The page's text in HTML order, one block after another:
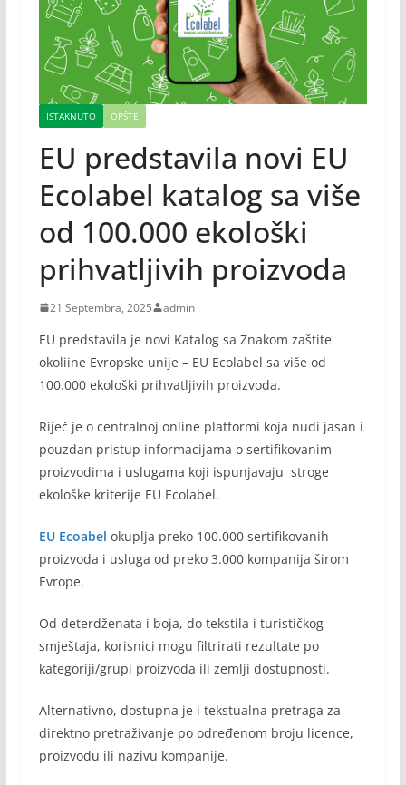
ISTAKNUTO OPŠTE
EU predstavila novi EU
Ecolabel katalog sa više
od 100.000 ekološki
prihvatljivih proizvoda
21 Septembra, 2025 admin
EU predstavila je novi Katalog sa Znakom zaštite
okoliine Evropske unije – EU Ecolabel sa više od
100.000 ekološki prihvatljivih proizvoda.
Riječ je o centralnoj online platformi koja nudi jasan i
pouzdan pristup informacijama o sertifikovanim
proizvodima i uslugama koji ispunjavaju stroge
ekološke kriterije EU Ecolabel.
EU Ecoabel okuplja preko 100.000 sertifikovanih
proizvoda i usluga od preko 3.000 kompanija širom
Evrope.
Od deterdženata i boja, do tekstila i turističkog
smještaja, korisnici mogu filtrirati rezultate po
kategoriji/grupi proizvoda ili zemlji dostupnosti.
Alternativno, dostupna je i tekstualna pretraga za
direktno pretraživanje po određenom broju licence,
proizvodu ili nazivu kompanije.